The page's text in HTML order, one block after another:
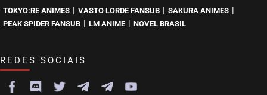
TOKYO:RE ANIMES | VASTO LORDE FANSUB | SAKURA ANIMES |
PEAK SPIDER FANSUB | LM ANIME | NOVEL BRASIL
REDES SOCIAIS